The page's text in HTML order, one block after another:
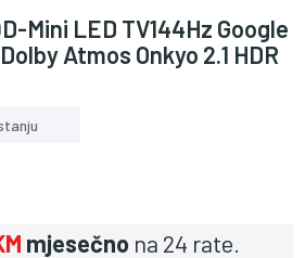
Mini LED TV144Hz Google
Atmos Onkyo 2.1 HDR
mjesečno na 24 rate.